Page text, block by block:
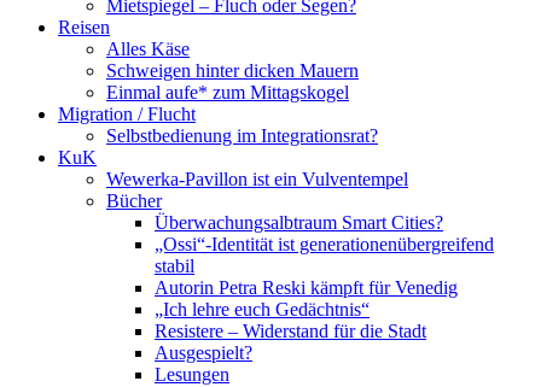
Mietspiegel – Fluch oder Segen?
Reisen
Alles Käse
Schweigen hinter dicken Mauern
Einmal aufe* zum Mittagskogel
Migration / Flucht
Selbstbedienung im Integrationsrat?
KuK
Wewerka-Pavillon ist ein Vulventempel
Bücher
Überwachungsalbtraum Smart Cities?
„Ossi“-Identität ist generationenübergreifend
stabil
Autorin Petra Reski kämpft für Venedig
„Ich lehre euch Gedächtnis“
Resistere – Widerstand für die Stadt
Ausgespielt?
Lesungen